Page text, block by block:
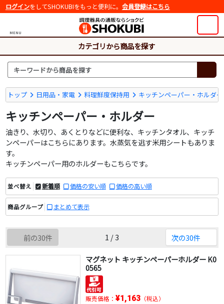
ログインをしてSHOKUBIをもっと便利に。 会員登録はこちら
MENU
カテゴリから商品を探す
トップ 日用品・家電 料理鮮度保持用 キッチンペーパー・ホルダー
キッチンペーパー・ホルダー
油きり、水切り、あくとりなどに便利な、キッチンタオル、キッチ
ンペーパーはこちらにあります。水蒸気を逃す米用シートもありま
す。
キッチンペーパー用のホルダーもこちらです。
並べ替え 新着順 価格の安い順 価格の高い順
商品グループ まとめて表示
前の30件 1 / 3 次の30件
マグネット キッチンペーパーホルダー K0
0565
販売価格： ¥1,163（税込）